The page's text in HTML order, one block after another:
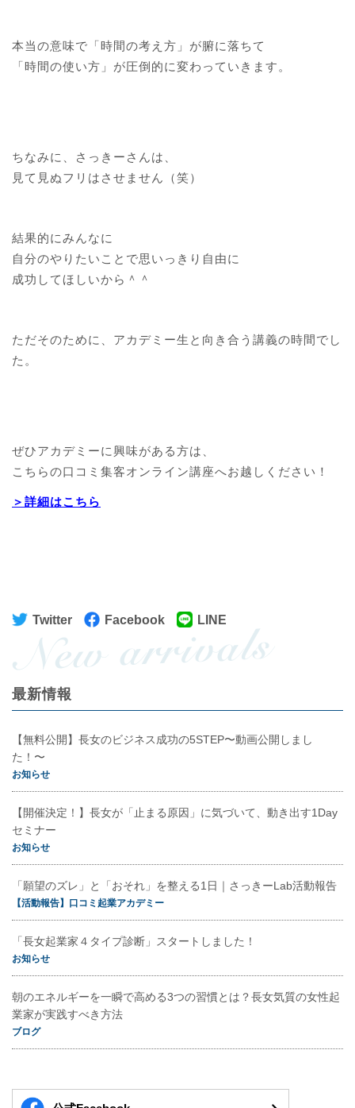
本当の意味で「時間の考え方」が腑に落ちて
「時間の使い方」が圧倒的に変わっていきます。
ちなみに、さっきーさんは、
見て見ぬフリはさせません（笑）
結果的にみんなに
自分のやりたいことで思いっきり自由に
成功してほしいから＾＾
ただそのために、アカデミー生と向き合う講義の時間でし
た。
ぜひアカデミーに興味がある方は、
こちらの口コミ集客オンライン講座へお越しください！
＞詳細はこちら
Twitter Facebook LINE
最新情報
【無料公開】長女のビジネス成功の5STEP〜動画公開しまし
た！〜
お知らせ
【開催決定！】長女が「止まる原因」に気づいて、動き出す1Day
セミナー
お知らせ
「願望のズレ」と「おそれ」を整える1日｜さっきーLab活動報告
【活動報告】口コミ起業アカデミー
「長女起業家４タイプ診断」スタートしました！
お知らせ
朝のエネルギーを一瞬で高める3つの習慣とは？長女気質の女性起
業家が実践すべき方法
ブログ